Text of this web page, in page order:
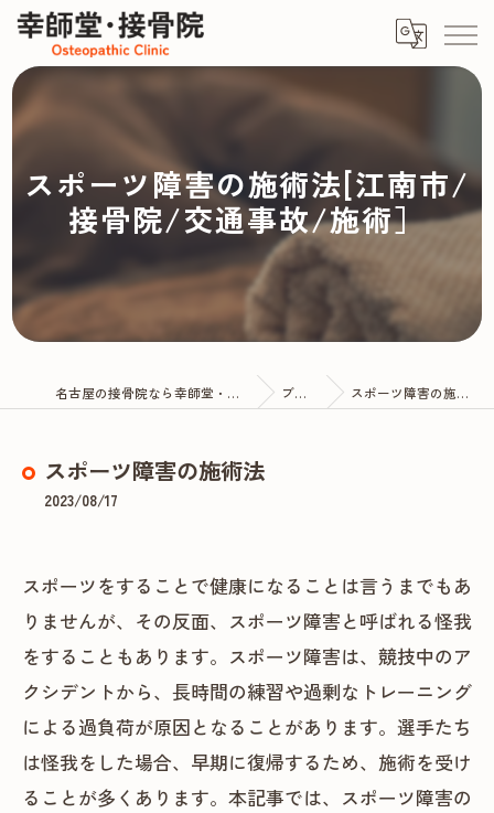
スポーツ障害の施術法[江南市/
接骨院/交通事故/施術］
名古屋の接骨院なら幸師堂・接骨院 ブログ スポーツ障害の施術法
スポーツ障害の施術法
2023/08/17
スポーツをすることで健康になることは言うまでもあ
りませんが、その反面、スポーツ障害と呼ばれる怪我
をすることもあります。スポーツ障害は、競技中のア
クシデントから、長時間の練習や過剰なトレーニング
による過負荷が原因となることがあります。選手たち
は怪我をした場合、早期に復帰するため、施術を受け
ることが多くあります。本記事では、スポーツ障害の